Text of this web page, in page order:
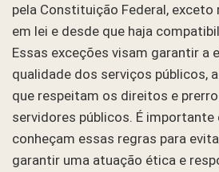
pela Constituição Federal,
em lei e desde que haja
Essas exceções visam garantir a
qualidade dos serviços públicos,
que respeitam os direitos e
servidores públicos. É importante
conheçam essas regras para
garantir uma atuação ética e